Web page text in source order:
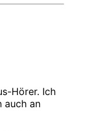
Hörer. Ich
auch an